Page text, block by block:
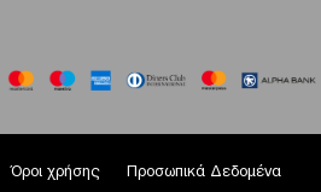
Όροι χρήσης Προσωπικά Δεδομένα